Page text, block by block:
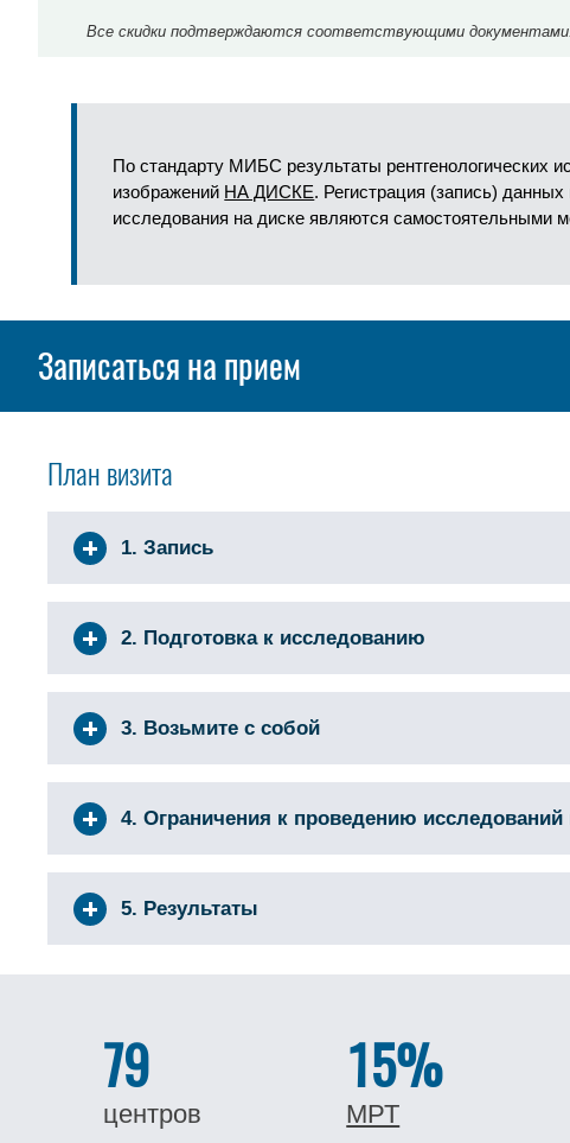
Все скидки подтверждаются соответствующими
По стандарту МИБС результаты рентгенологических
изображений НА ДИСКЕ. Регистрация (запись)
исследования на диске являются самостоятельными
Записаться на прием
План визита
1. Запись
2. Подготовка к исследованию
3. Возьмите с собой
4. Ограничения к проведению
5. Результаты
79
центров
15%
МРТ